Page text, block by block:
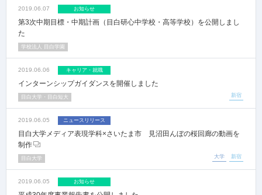
2019.06.07 お知らせ
第3次中期目標・中期計画（目白研心中学校・高等学校）を公開しまし
た
学校法人 目白学園
2019.06.06 キャリア・就職
インターンシップガイダンスを開催しました
新宿
目白大学・目白短大
2019.06.05 ニュースリリース
目白大学メディア表現学科×さいたま市 見沼田んぼの桜回廊の動画を
制作
大学 新宿
目白大学
2019.06.05 お知らせ